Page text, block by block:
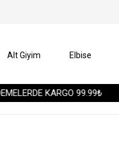
KARGO 99.99₺
Alt Giyim Elbise